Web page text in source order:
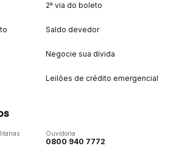
2ª via do boleto
Saldo devedor
Negocie sua dívida
Leilões de crédito emergencial
Ouvidoria
0800 940 7772